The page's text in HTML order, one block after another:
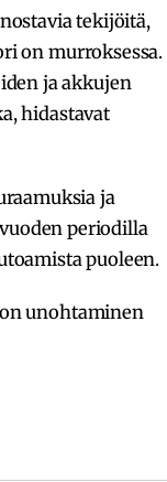
tekijöitä,
on murroksessa.
ja akkujen
hidastavat
ja
periodilla
puoleen.
unohtaminen